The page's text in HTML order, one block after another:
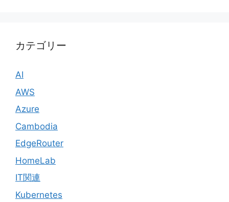
カテゴリー
AI
AWS
Azure
Cambodia
EdgeRouter
HomeLab
IT関連
Kubernetes